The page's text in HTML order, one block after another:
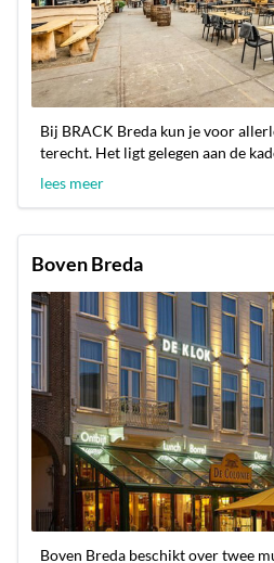
Bij BRACK Breda kun je voor
terecht. Het ligt gelegen aan de
lees meer
Boven Breda
Boven Breda beschikt over twee